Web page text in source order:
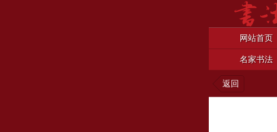
网站首页
名家书法
返回